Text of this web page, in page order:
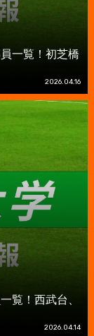
一覧！初芝橋
2026.04.16
覧！西武台、
2026.04.14